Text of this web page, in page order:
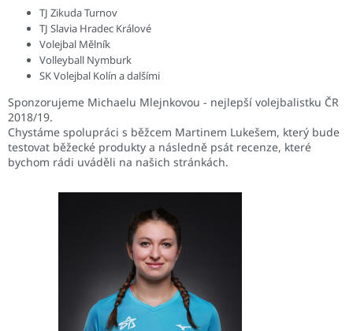
TJ Zikuda Turnov
TJ Slavia Hradec Králové
Volejbal Mělník
Volleyball Nymburk
SK Volejbal Kolín a dalšími
Sponzorujeme Michaelu Mlejnkovou - nejlepší volejbalistku ČR
2018/19.
Chystáme spolupráci s běžcem Martinem Lukešem, který bude
testovat běžecké produkty a následně psát recenze, které
bychom rádi uváděli na našich stránkách.